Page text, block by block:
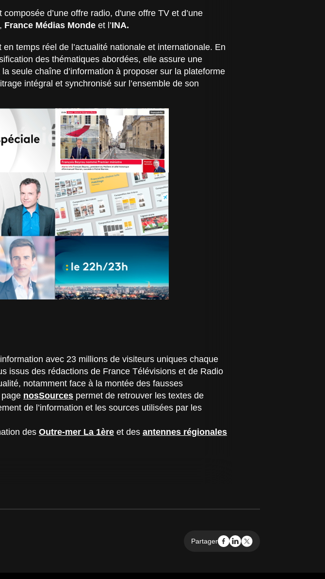
d’une offre radio, d'une offre TV et d’une
, France Médias Monde et l’INA.
temps réel de l’actualité nationale et internationale. En
des thématiques abordées, elle assure une
seule chaîne d’information à proposer sur la plateforme
intégral et synchronisé sur l’ensemble de son
avec 23 millions de visiteurs uniques chaque
issus des rédactions de France Télévisions et de Radio
notamment face à la montée des fausses
nosSources permet de retrouver les textes de
de l’information et les sources utilisées par les
des Outre-mer La 1ère et des antennes régionales
Partager